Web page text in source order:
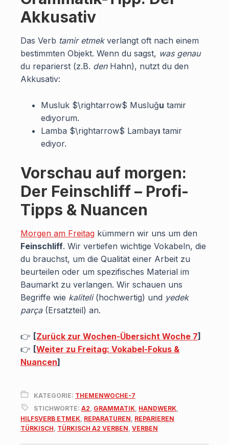
Akkusativ
Das Verb tamir etmekverlangt oft nach einem
bestimmten Objekt. Wenn du sagst, was genau
du reparierst (z.B. denHahn), nutzt du den
Akkusativ:
Musluk $\rightarrow$ Musluğu tamir
ediyorum.
Lamba $\rightarrow$ Lambayı tamir
ediyor.
Vorschau auf morgen:
Der Feinschliff – Profi-
Tipps & Nuancen
Morgen am Freitag kümmern wir uns um den
Feinschliff. Wir vertiefen wichtige Vokabeln, die
du brauchst, um die Qualität einer Arbeit zu
beurteilen oder um spezifisches Material im
Baumarkt zu verlangen. Wir schauen uns
Begriffe wie kaliteli(hochwertig) und yedek
parça(Ersatzteil) an.
👉 [Zurück zur Wochen-Übersicht Woche 7]
👉 [Weiter zu Freitag: Vokabel-Fokus &
Nuancen]
KATEGORIE: THEMENWOCHE-7
STICHWORTE: A2, GRAMMATIK, HANDWERK,
HILFSVERB ETMEK, REPARATUREN, REPARIEREN
TÜRKISCH, TÜRKISCH A2 VERBEN, VERBEN